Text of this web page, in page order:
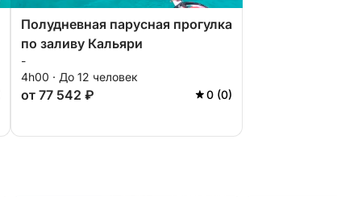
Полудневная парусная прогулка
по заливу Кальяри
-
4h00 · До 12 человек
от 77 542 ₽ 0 (0)